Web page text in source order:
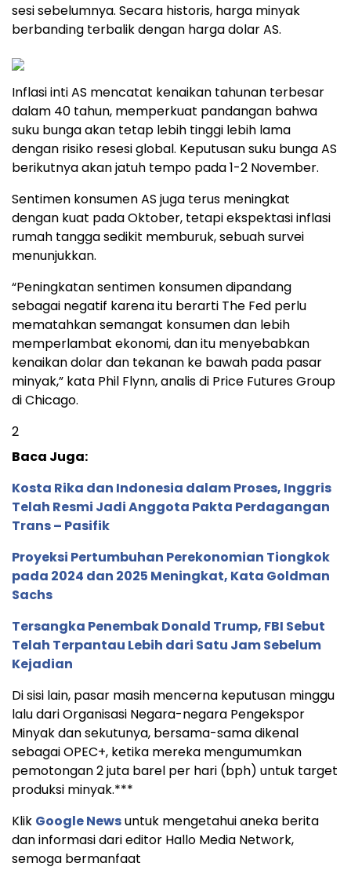
sesi sebelumnya. Secara historis, harga minyak
berbanding terbalik dengan harga dolar AS.
Inflasi inti AS mencatat kenaikan tahunan terbesar
dalam 40 tahun, memperkuat pandangan bahwa
suku bunga akan tetap lebih tinggi lebih lama
dengan risiko resesi global. Keputusan suku bunga AS
berikutnya akan jatuh tempo pada 1-2 November.
Sentimen konsumen AS juga terus meningkat
dengan kuat pada Oktober, tetapi ekspektasi inflasi
rumah tangga sedikit memburuk, sebuah survei
menunjukkan.
“Peningkatan sentimen konsumen dipandang
sebagai negatif karena itu berarti The Fed perlu
mematahkan semangat konsumen dan lebih
memperlambat ekonomi, dan itu menyebabkan
kenaikan dolar dan tekanan ke bawah pada pasar
minyak,” kata Phil Flynn, analis di Price Futures Group
di Chicago.
2
Baca Juga:
Kosta Rika dan Indonesia dalam Proses, Inggris
Telah Resmi Jadi Anggota Pakta Perdagangan
Trans – Pasifik
Proyeksi Pertumbuhan Perekonomian Tiongkok
pada 2024 dan 2025 Meningkat, Kata Goldman
Sachs
Tersangka Penembak Donald Trump, FBI Sebut
Telah Terpantau Lebih dari Satu Jam Sebelum
Kejadian
Di sisi lain, pasar masih mencerna keputusan minggu
lalu dari Organisasi Negara-negara Pengekspor
Minyak dan sekutunya, bersama-sama dikenal
sebagai OPEC+, ketika mereka mengumumkan
pemotongan 2 juta barel per hari (bph) untuk target
produksi minyak.***
Klik Google Newsuntuk mengetahui aneka berita
dan informasi dari editor Hallo Media Network,
semoga bermanfaat